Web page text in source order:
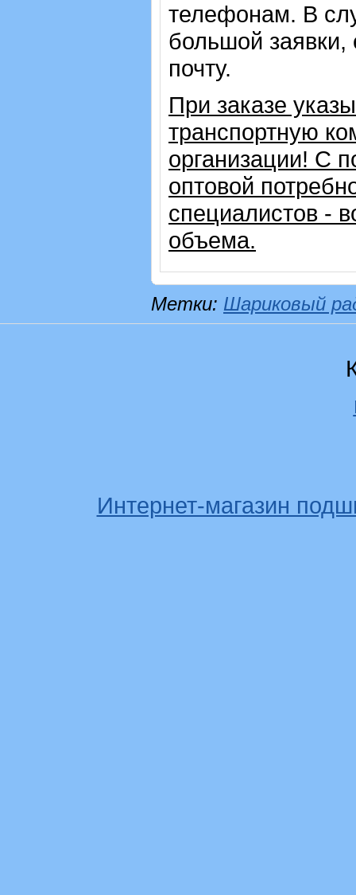
телефонам. В
большой заявки,
почту.
При заказе
транспортную
организации! С
оптовой
специалистов -
объема.
Метки: Шариковый
Интернет-магазин